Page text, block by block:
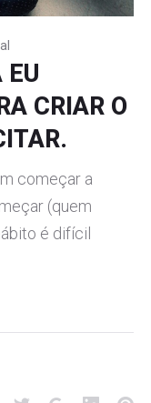
EU
CRIAR O
começar a
(quem
é difícil